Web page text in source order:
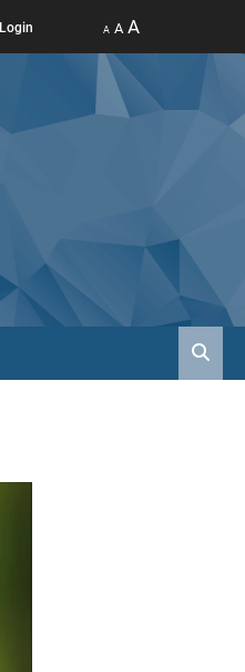
Login A A A